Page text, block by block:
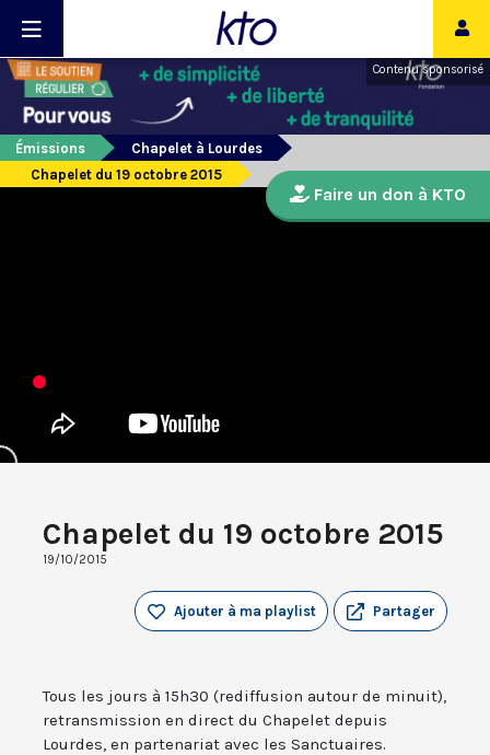
Contenu sponsorisé
Émissions
Chapelet à Lourdes
Chapelet du 19 octobre 2015
Chapelet du 19 octobre 2015
19/10/2015
Partager
Ajouter à ma playlist
Tous les jours à 15h30 (rediffusion autour de minuit),
retransmission en direct du Chapelet depuis
Lourdes, en partenariat avec les Sanctuaires.
Faire un don à KTO